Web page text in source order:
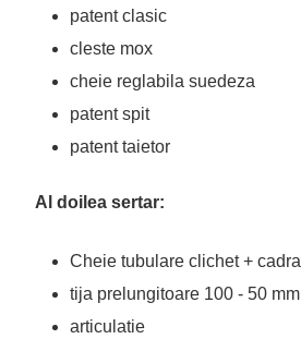
patent clasic
cleste mox
cheie reglabila suedeza
patent spit
patent taietor
Al doilea sertar:
Cheie tubulare clichet +
tija prelungitoare 100 - 50 mm
articulatie